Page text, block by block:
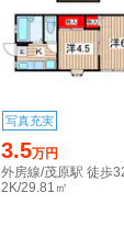
写真充実
3.5万円
外房線/茂原駅 徒歩
2K/29.81㎡